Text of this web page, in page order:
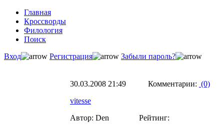
Главная
Кроссворды
Филология
Поиск
Вход
Регистрация Забыли пароль?
30.03.2008 21:49 Комментарии: (0)
vitesse
Автор: Den Рейтинг: